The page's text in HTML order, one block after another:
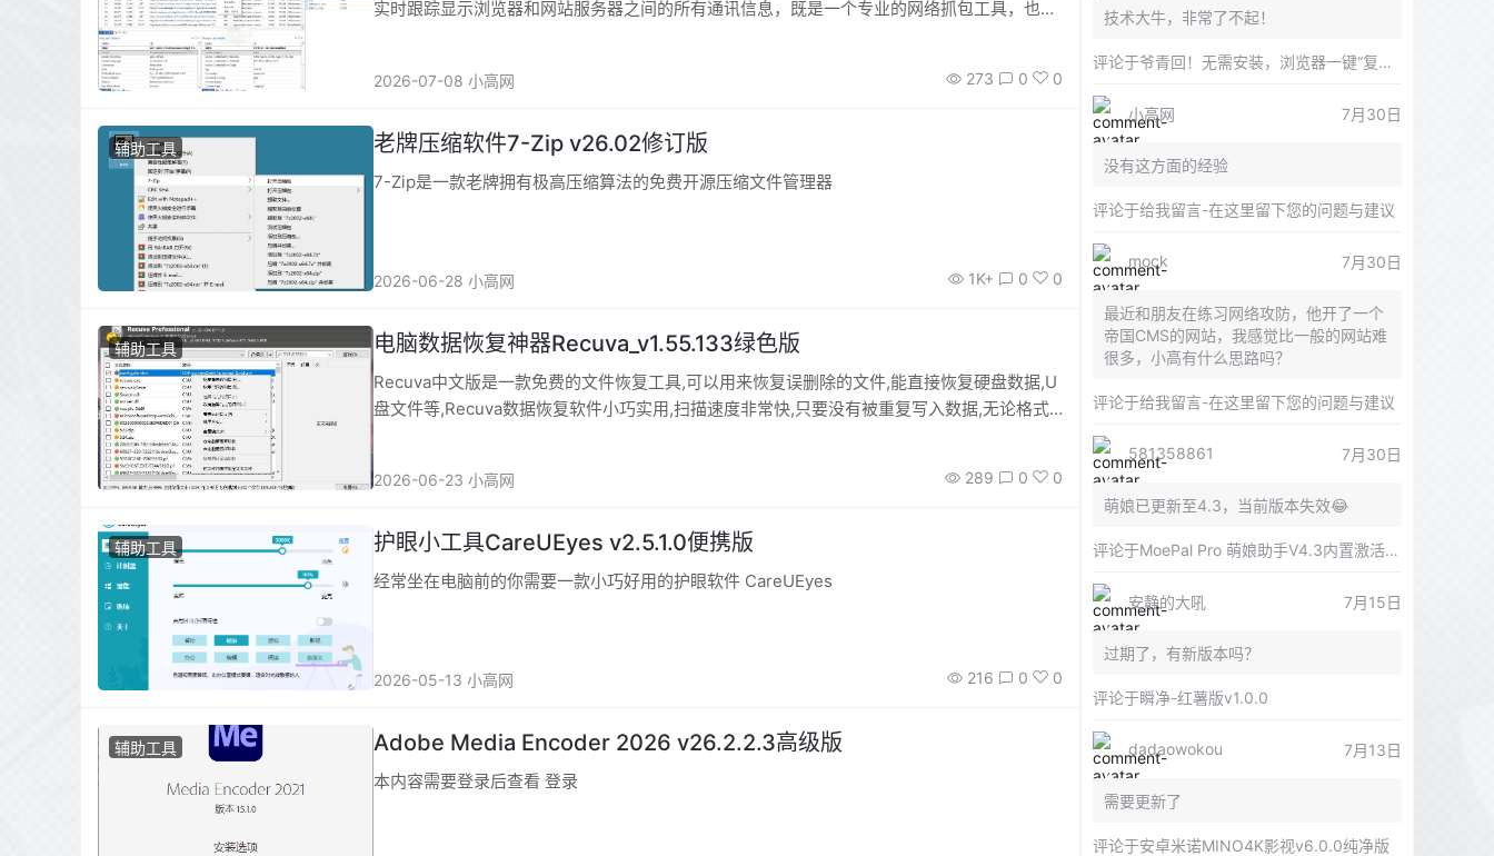
实时跟踪显示浏览器和网站服务器之间的所有通讯信息，既是一个专业的网络抓包工具，也是
2026-07-08 小高网 273 0 0
辅助工具 老牌压缩软件7-Zip v26.02修订版
7-Zip是一款老牌拥有极高压缩算法的免费开源压缩文件管理器
2026-06-28 小高网 1K+ 0 0
辅助工具 电脑数据恢复神器Recuva_v1.55.133绿色版
Recuva中文版是一款免费的文件恢复工具,可以用来恢复误删除的文件,能直接恢复硬盘数据,U
盘文件等,Recuva数据恢复软件小巧实用,扫描速度非常快,只要没有被重复写入数据,无论格式
2026-06-23 小高网 289 0 0
辅助工具 护眼小工具CareUEyes v2.5.1.0便携版
经常坐在电脑前的你需要一款小巧好用的护眼软件 CareUEyes
2026-05-13 小高网 216 0 0
辅助工具 Adobe Media Encoder 2026 v26.2.2.3高级版
本内容需要登录后查看 登录
技术大牛，非常了不起！
评论于爷青回！无需安装，浏览器一键“复活”Windows
小高网 7月30日
没有这方面的经验
评论于给我留言-在这里留下您的问题与建议
mock 7月30日
最近和朋友在练习网络攻防，他开了一个
帝国CMS的网站，我感觉比一般的网站难
很多，小高有什么思路吗？
评论于给我留言-在这里留下您的问题与建议
581358861 7月30日
萌娘已更新至4.3，当前版本失效😂
评论于MoePal Pro 萌娘助手V4.3内置激活版 多云盘聚合解析工具
安静的大吼 7月15日
过期了，有新版本吗？
评论于瞬净-红薯版v1.0.0
dadaowokou 7月13日
需要更新了
评论于安卓米诺MINO4K影视v6.0.0纯净版